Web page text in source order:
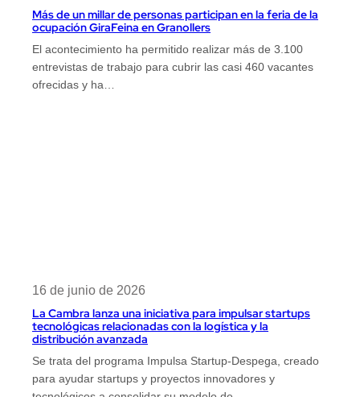
Más de un millar de personas participan en la feria de la
ocupación GiraFeina en Granollers
El acontecimiento ha permitido realizar más de 3.100
entrevistas de trabajo para cubrir las casi 460 vacantes
ofrecidas y ha…
16 de junio de 2026
La Cambra lanza una iniciativa para impulsar startups
tecnológicas relacionadas con la logística y la
distribución avanzada
Se trata del programa Impulsa Startup-Despega, creado
para ayudar startups y proyectos innovadores y